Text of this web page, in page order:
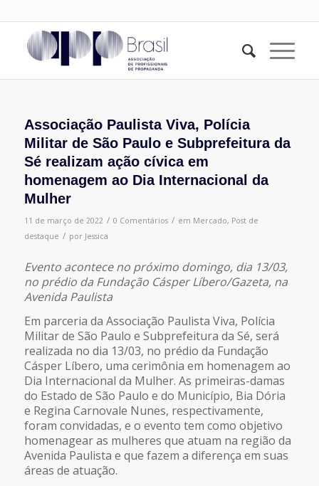
Associação Paulista Viva, Polícia
Militar de São Paulo e Subprefeitura da
Sé realizam ação cívica em
homenagem ao Dia Internacional da
Mulher
11 de março de 2022 / 0 Comentários / em Mercado, Post de
destaque / por Jessica
Evento acontece no próximo domingo, dia 13/03,
no prédio da Fundação Cásper Líbero/Gazeta, na
Avenida Paulista
Em parceria da Associação Paulista Viva, Polícia
Militar de São Paulo e Subprefeitura da Sé, será
realizada no dia 13/03, no prédio da Fundação
Cásper Líbero, uma cerimônia em homenagem ao
Dia Internacional da Mulher. As primeiras-damas
do Estado de São Paulo e do Município, Bia Dória
e Regina Carnovale Nunes, respectivamente,
foram convidadas, e o evento tem como objetivo
homenagear as mulheres que atuam na região da
Avenida Paulista e que fazem a diferença em suas
áreas de atuação.